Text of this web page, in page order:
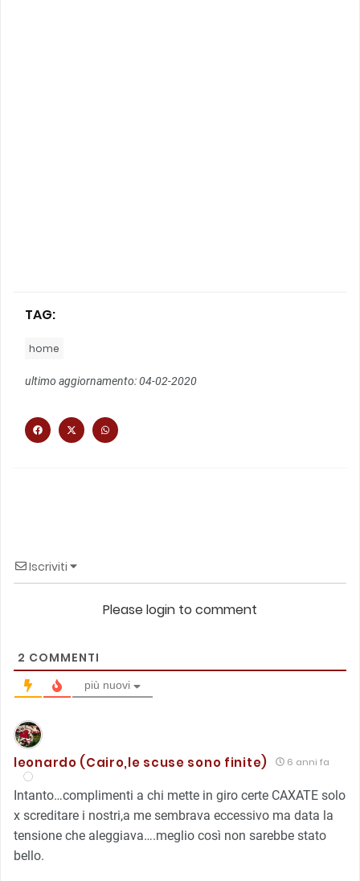
TAG:
home
ultimo aggiornamento: 04-02-2020
Iscriviti
Please login to comment
2 COMMENTI
più nuovi
leonardo (Cairo,le scuse sono finite) 6 anni fa
Intanto…complimenti a chi mette in giro certe CAXATE solo
x screditare i nostri,a me sembrava eccessivo ma data la
tensione che aleggiava….meglio così non sarebbe stato
bello.